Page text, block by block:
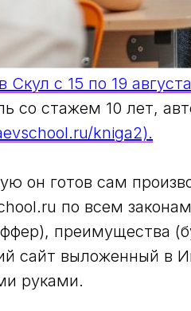
с 15 по 19
со стажем 10 лет,
kniga2).
он готов сам
по всем
преимущества
сайт выложенный в
руками.